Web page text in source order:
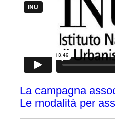
La campagna
Le modalità per